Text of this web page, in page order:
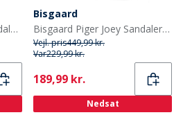
Bisgaard Piger Infant Sandaler Lyserød
Bisgaard
Bisgaard Piger Joey Sandaler Pink
Vejl. pris449,99 kr.
Var229,99 kr.
Current
189,99 kr.
Nedsat